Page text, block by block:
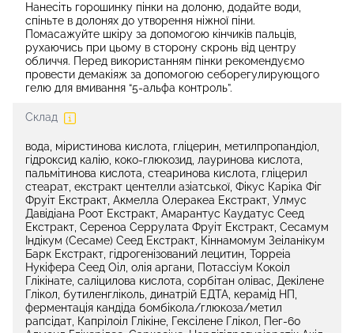
Нанесіть горошинку пінки на долоню, додайте води,
спіньте в долонях до утворення ніжної піни.
Помасажуйте шкіру за допомогою кінчиків пальців,
рухаючись при цьому в сторону скронь від центру
обличчя. Перед використанням пінки рекомендуємо
провести демакіяж за допомогою себорегулирующого
гелю для вмивання “5-альфа контроль”.
Склад
вода, міристинова кислота, гліцерин, метилпропандіол,
гідроксид калію, коко-глюкозид, лауринова кислота,
пальмітинова кислота, стеаринова кислота, гліцерил
стеарат, екстракт центелли азіатської, Фікус Каріка Фіг
Фруіт Екстракт, Акмелла Олеракеа Екстракт, Улмус
Давідіана Роот Екстракт, Амарантус Каудатус Сеед
Екстракт, Сереноа Серрулата Фруіт Екстракт, Сесамум
Індікум (Сесаме) Сеед Екстракт, Кіннамомум Зеіланікум
Барк Екстракт, гідрогенізований лецитин, Торреіа
Нукіфера Сеед Оіл, олія аргани, Потассіум Кокоіл
Глікінате, саліцилова кислота, сорбітан олівас, Декілене
Глікол, бутиленгліколь, динатрій ЕДТА, керамід НП,
ферментація кандіда бомбікола/глюкоза/метил
рапсідат, Капрілоіл Глікіне, Гексілене Глікол, Пег-60